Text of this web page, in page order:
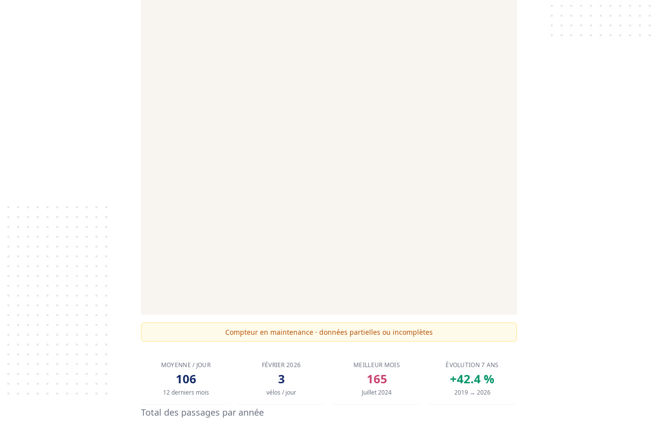
Compteur en maintenance · données partielles ou incomplètes
MOYENNE / JOUR
106
12 derniers mois
FÉVRIER 2026
3
vélos / jour
MEILLEUR MOIS
165
Juillet 2024
ÉVOLUTION 7 ANS
+42.4 %
2019 → 2026
Total des passages par année